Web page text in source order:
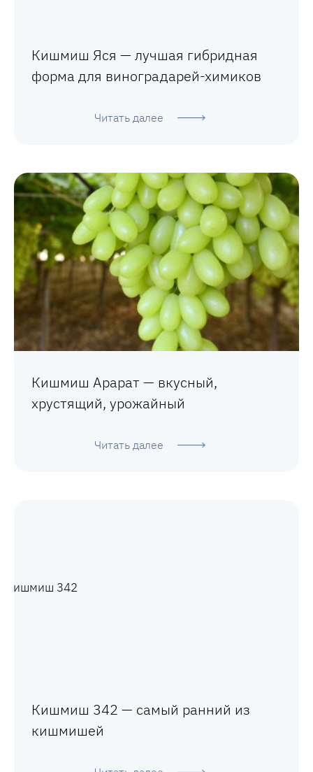
Кишмиш Яся — лучшая гибридная
форма для виноградарей-химиков
Читать далее
Кишмиш Арарат — вкусный,
хрустящий, урожайный
Читать далее
Кишмиш 342 — самый ранний из
кишмишей